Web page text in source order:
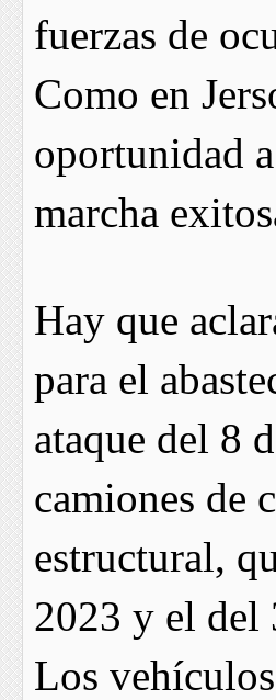
fuerzas de
Como en
oportunidad
marcha
Hay que
para el
ataque del 8
camiones de
estructural,
2023 y el del
Los